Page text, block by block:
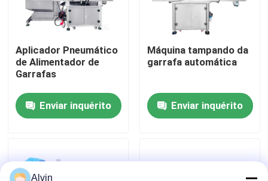
Controle da qualidade
Contacte-nos
Notícia
máquina de etiquetas automática
Aplicador Pneumático
de Alimentador de
Garrafas
Enviar inquérito
Máquina tampando da
garrafa automática
Enviar inquérito
Alvin